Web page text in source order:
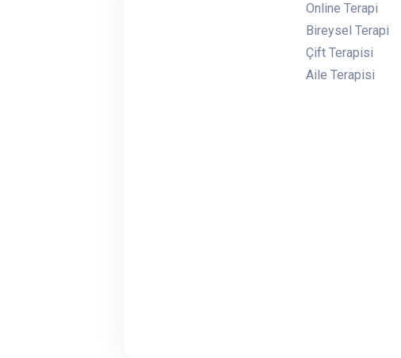
Online Terapi
Bireysel Terapi
Çift Terapisi
Aile Terapisi